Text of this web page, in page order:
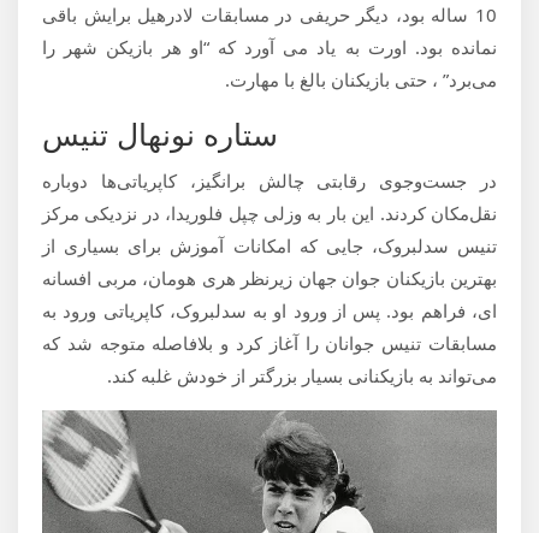
10 ساله بود، دیگر حریفی در مسابقات لادرهیل برایش باقی
نمانده بود. اورت به یاد می آورد که “او هر بازیکن شهر را
می‌برد” ، حتی بازیکنان بالغ با مهارت.
ستاره نونهال تنیس
در جست‌وجوی رقابتی چالش برانگیز، کاپریاتی‌ها دوباره
نقل‌مکان کردند. این بار به وزلی چپل فلوریدا، در نزدیکی مرکز
تنیس سدلبروک، جایی که امکانات آموزش برای بسیاری از
بهترین بازیکنان جوان جهان زیرنظر هری هومان، مربی افسانه
ای، فراهم بود. پس از ورود او به سدلبروک، کاپریاتی ورود به
مسابقات تنیس جوانان را آغاز کرد و بلافاصله متوجه شد که
می‌تواند به بازیکنانی بسیار بزرگتر از خودش غلبه کند.